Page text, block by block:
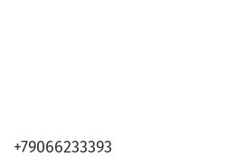
+79066233393